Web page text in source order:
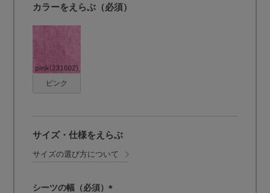
カラーをえらぶ（必須）
ピンク
サイズ・仕様をえらぶ
サイズの選び方について
シーツの幅（必須）